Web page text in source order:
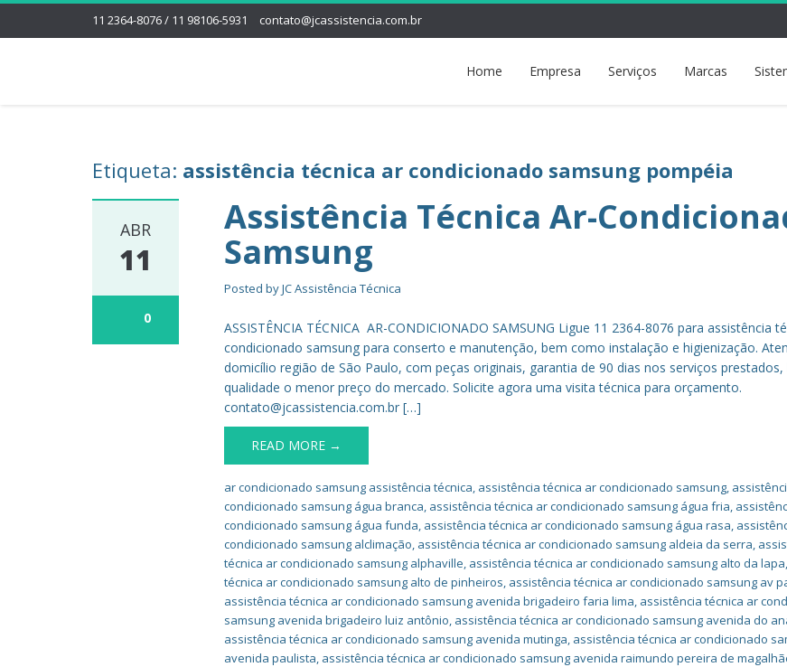
11 2364-8076 / 11 98106-5931 contato@jcassistencia.com.br
Home Empresa Serviços Marcas
Etiqueta: assistência técnica ar condicionado samsung pompéia
ABR
11
0
Assistência Técnica Ar-
Samsung
Posted byJC Assistência Técnica
ASSISTÊNCIA TÉCNICA AR-CONDICIONADO SAMSUNG Ligue 11 2364-8076 para assistência
condicionado samsung para conserto e manutenção, bem como instalação e higienização.
domicílio região de São Paulo, com peças originais, garantia de 90 dias nos serviços
qualidade o menor preço do mercado. Solicite agora uma visita técnica para orçamento.
contato@jcassistencia.com.br […]
READ MORE →
ar condicionado samsung assistência técnica, assistência técnica ar condicionado samsung,
condicionado samsung água branca, assistência técnica ar condicionado samsung água fria,
condicionado samsung água funda, assistência técnica ar condicionado samsung água rasa,
condicionado samsung alclimação, assistência técnica ar condicionado samsung aldeia da serra,
técnica ar condicionado samsung alphaville, assistência técnica ar condicionado samsung alto da lapa,
técnica ar condicionado samsung alto de pinheiros, assistência técnica ar condicionado samsung av
assistência técnica ar condicionado samsung avenida brigadeiro faria lima, assistência técnica ar
samsung avenida brigadeiro luiz antônio, assistência técnica ar condicionado samsung avenida do
assistência técnica ar condicionado samsung avenida mutinga, assistência técnica ar condicionado
avenida paulista, assistência técnica ar condicionado samsung avenida raimundo pereira de